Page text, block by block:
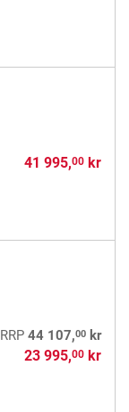
41 995,00kr
RRP 44 107,00kr
23 995,00kr